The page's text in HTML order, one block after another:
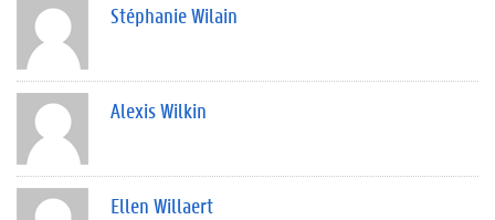
Stéphanie Wilain
Alexis Wilkin
Ellen Willaert